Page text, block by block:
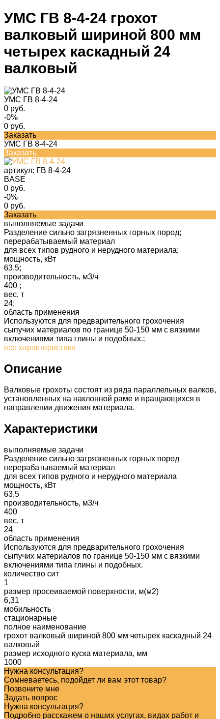
УМС ГВ 8-4-24 грохот
валковый шириной 800 мм
четырех каскадный 24
валковый
УМС ГВ 8-4-24
0 руб.
-0%
0 руб.
Заказать
УМС ГВ 8-4-24
Заказать
артикул: ГВ 8-4-24
BASE
0 руб.
-0%
0 руб.
Заказать
выполняемые задачи
Разделение сильно загрязненных горных пород;
перерабатываемый материал
для всех типов рудного и нерудного материала;
мощность, кВт
63,5;
производительность, м3/ч
400 ;
вес, т
24;
область применения
Используются для предварительного грохочения
сыпучих материалов по границе 50-150 мм с вязкими
включениями типа глины и подобных.;
все характеристики
Описание
Валковые грохоты состоят из ряда параллельных валков,
установленных на наклонной раме и вращающихся в
направлении движения материала.
Характеристики
выполняемые задачи
Разделение сильно загрязненных горных пород
перерабатываемый материал
для всех типов рудного и нерудного материала
мощность, кВт
63,5
производительность, м3/ч
400
вес, т
24
область применения
Используются для предварительного грохочения
сыпучих материалов по границе 50-150 мм с вязкими
включениями типа глины и подобных.
количество сит
1
размер просеиваемой поверхности, м(м2)
6,31
мобильность
стационарные
полное наименование
грохот валковый шириной 800 мм четырех каскадный 24
валковый
размер исходного куска материала, мм
1000
Нужна консультация?
Сомневаетесь, подойдет ли вам этот товар?
Позвоните мне
Задать вопрос
Нужна консультация?
Подробно расскажем о наших услугах, видах работ и